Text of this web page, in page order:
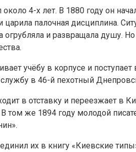
4-х лет. В 1880 году он
царила палочная дисциплина.
огрубляла и развращала душу.
учёбу в корпусе и
службу в 46-й пехотный
в отставку и переезжает в
же 1894 году молодой
их в книгу «Киевские